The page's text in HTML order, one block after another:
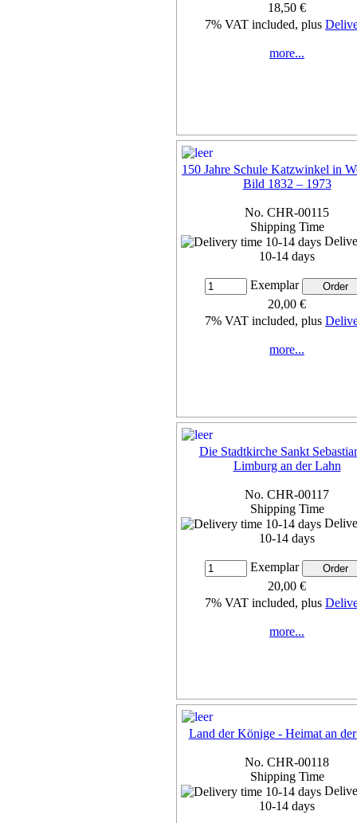
18,50 €
7% VAT included, plus
more...
150 Jahre Schule Katzwinkel in
Bild 1832 – 1973
No. CHR-00115
Shipping Time
10-14 days
Exemplar
20,00 €
7% VAT included, plus
more...
Die Stadtkirche Sankt
Limburg an der Lahn
No. CHR-00117
Shipping Time
10-14 days
Exemplar
20,00 €
7% VAT included, plus
more...
Land der Könige - Heimat an
No. CHR-00118
Shipping Time
10-14 days